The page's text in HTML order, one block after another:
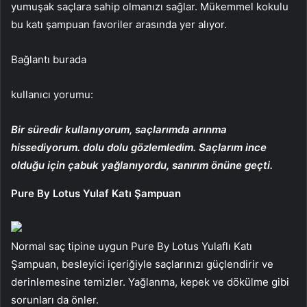
yumuşak saçlara sahip olmanızı sağlar. Mükemmel kokulu
bu katı şampuan favoriler arasında yer alıyor.
Bağlantı burada
kullanıcı yorumu:
Bir süredir kullanıyorum, saçlarımda arınma
hissediyorum. dolu dolu gözlemledim. Saçlarım ince
olduğu için çabuk yağlanıyordu, sanırım önüne geçti.
Pure By Lotus Yulaf Katı Şampuan
Normal saç tipine uygun Pure By Lotus Yulaflı Katı
Şampuan, besleyici içeriğiyle saçlarınızı güçlendirir ve
derinlemesine temizler. Yağlanma, kepek ve dökülme gibi
sorunları da önler.